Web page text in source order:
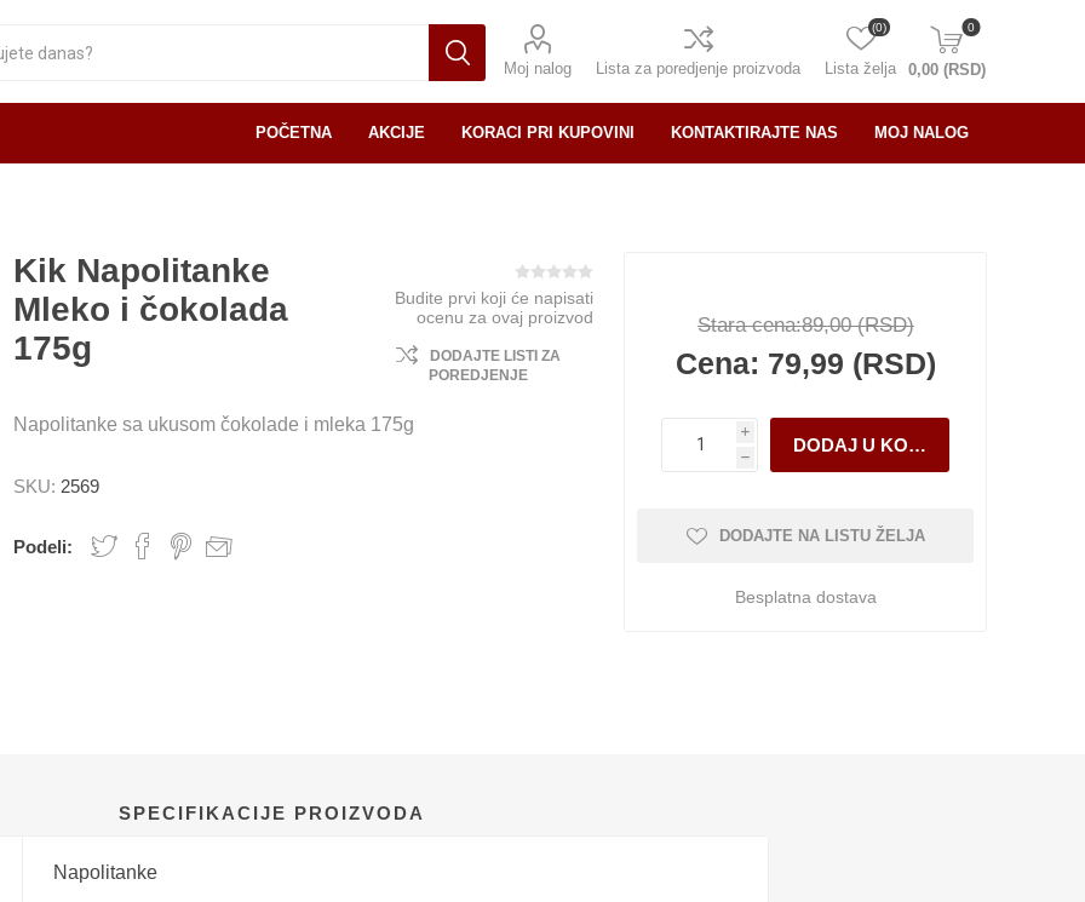
Moj nalog Lista za poredjenje proizvoda Lista želja
(0) 0
0,00 (RSD)
POČETNA AKCIJE KORACI PRI KUPOVINI KONTAKTIRAJTE NAS MOJ NALOG
Kik Napolitanke
Mleko i čokolada
175g
Budite prvi koji će napisati
ocenu za ovaj proizvod
DODAJTE LISTI ZA
POREDJENJE
Napolitanke sa ukusom čokolade i mleka 175g
SKU: 2569
Podeli:
Stara cena:89,00 (RSD)
Cena: 79,99 (RSD)
i
h
DODAJTE NA LISTU ŽELJA
Besplatna dostava
SPECIFIKACIJE PROIZVODA
Napolitanke